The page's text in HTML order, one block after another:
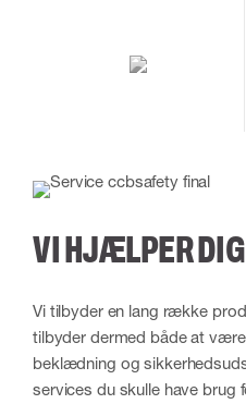
VI HJÆLPER
Vi tilbyder en lang række
tilbyder dermed både at
beklædning og
services du skulle have brug